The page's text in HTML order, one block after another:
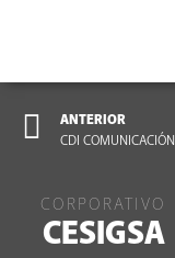
ANTERIOR
CDI COMUNICACIÓN
CORPORATIVO
CESIGSA